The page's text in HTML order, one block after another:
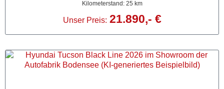
Kilometerstand: 25 km
Unser Preis: 21.890,- €